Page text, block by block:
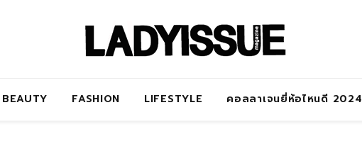
BEAUTY FASHION LIFESTYLE คอลลาเจนยี่ห้อไหนดี 2024